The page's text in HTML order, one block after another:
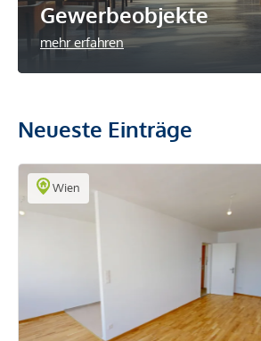
Gewerbeobjekte
mehr erfahren
Neueste Einträge
Wien